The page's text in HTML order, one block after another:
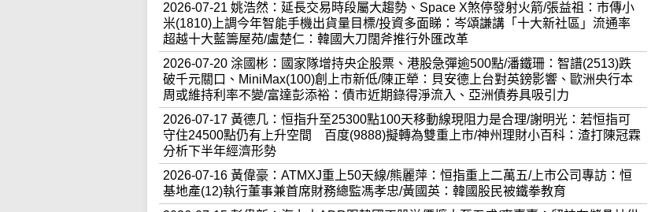
2026-07-21 姚浩然：延長交易時段屬大趨勢、Space X煞停發射火箭/張益祖：市傳小
米(1810)上調今年智能手機出貨量目標/投資多面睇：岑頌謙講「十大新社區」流通率
超越十大藍籌屋苑/盧楚仁：韓國大刀闊斧推行外匯改革
2026-07-20 涂國彬：國家隊增持央企股票、港股急彈逾500點/潘鐵珊：智譜(2513)跌
破千元關口、MiniMax(100)創上市新低/陳正犖：貝安德上台對英鎊影響、歐洲央行本
周或維持利率不變/富達彭添裕：債市近期錄得淨流入、亞洲債券具吸引力
2026-07-17 黃德几：恒指升至25300點100天移動線現阻力是合理/謝明光：若恒指可
守住24500點仍有上升空間 百度(9888)擬轉為雙重上市/神州理財小百科：渣打陳冠霖
分析下半年經濟形勢
2026-07-16 黃偉豪：ATMXJ重上50天線/熊麗萍：恒指重上二萬五/上市公司專訪：恒
基地產(12)執行董事兼首席財務總監馮孝忠/黃國英：韓國股民被鐵拳教育